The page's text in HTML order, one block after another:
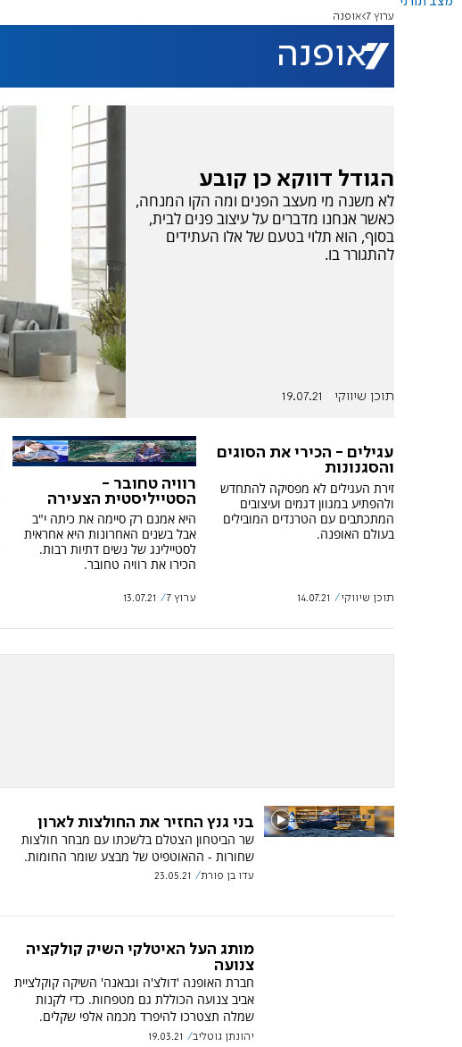
ערוץ 7 אופנה
אופנה
הגודל דווקא כן קובע
לא משנה מי מעצב הפנים ומה הקו המנחה,
כאשר אנחנו מדברים על עיצוב פנים לבית,
בסוף, הוא תלוי בטעם של אלו העתידים
להתגורר בו.
תוכן שיווקי 19.07.21
עגילים - הכירי את הסוגים
והסגנונות
זירת העגילים לא מפסיקה להתחדש
ולהפתיע במגוון דגמים ועיצובים
המתכתבים עם הטרנדים המובילים
בעולם האופנה.
תוכן שיווקי 14.07.21
רוויה טחובר -
הסטייליסטית הצעירה
היא אמנם רק סיימה את כיתה י"ב
אבל בשנים האחרונות היא אחראית
לסטיילינג של נשים דתיות רבות.
הכירו את רוויה טחובר.
ערוץ 7 13.07.21
בני גנץ החזיר את החולצות לארון
שר הביטחון הצטלם בלשכתו עם מבחר חולצות
שחורות - ההאוטפיט של מבצע שומר החומות.
עדו בן פורת 23.05.21
מותג העל האיטלקי השיק קולקציה
צנועה
חברת האופנה 'דולצ'ה וגבאנה' השיקה קוקלציית
אביב צנועה הכוללת גם מטפחות. כדי לקנות
שמלה תצטרכו להיפרד מכמה אלפי שקלים.
יהונתן גוטליב 19.03.21